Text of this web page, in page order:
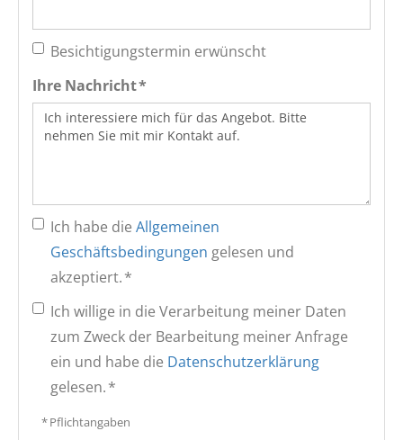
Besichtigungstermin erwünscht
Ihre Nachricht *
Ich habe die Allgemeinen
Geschäftsbedingungen gelesen und
akzeptiert. *
Ich willige in die Verarbeitung meiner Daten
zum Zweck der Bearbeitung meiner Anfrage
ein und habe die Datenschutzerklärung
gelesen. *
* Pflichtangaben